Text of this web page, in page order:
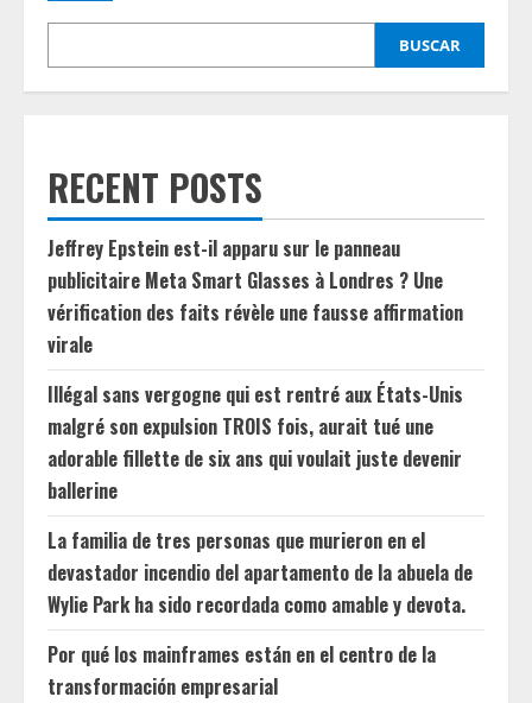
BUSCAR
RECENT POSTS
Jeffrey Epstein est-il apparu sur le panneau
publicitaire Meta Smart Glasses à Londres ? Une
vérification des faits révèle une fausse affirmation
virale
Illégal sans vergogne qui est rentré aux États-Unis
malgré son expulsion TROIS fois, aurait tué une
adorable fillette de six ans qui voulait juste devenir
ballerine
La familia de tres personas que murieron en el
devastador incendio del apartamento de la abuela de
Wylie Park ha sido recordada como amable y devota.
Por qué los mainframes están en el centro de la
transformación empresarial